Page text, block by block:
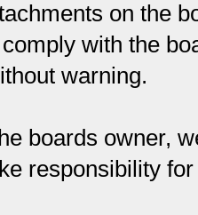
on the
with the
warning.
boards owner,
responsibility